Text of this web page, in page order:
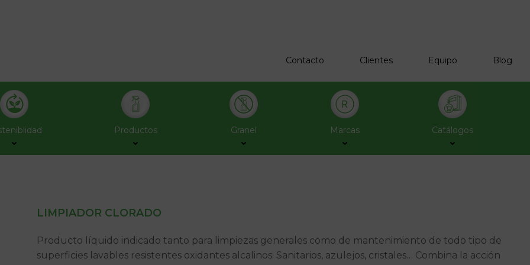
Contacto Clientes Equipo Blog
Productos Granel Marcas Catálogos
LIMPIADOR CLORADO
Producto líquido indicado tanto para limpiezas generales como de mantenimiento de todo tipo de
superficies lavables resistentes oxidantes alcalinos: Sanitarios, azulejos, cristales… Combina la acción